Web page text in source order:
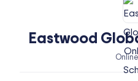
Eastwood